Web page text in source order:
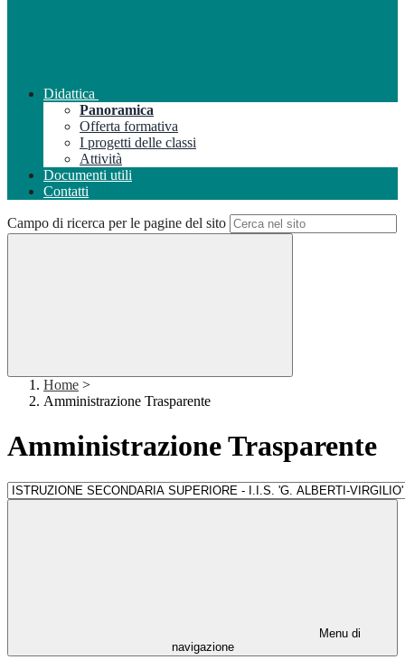
Didattica
Panoramica
Offerta formativa
I progetti delle classi
Attività
Documenti utili
Contatti
Campo di ricerca per le pagine del sito
Home >
Amministrazione Trasparente
Amministrazione Trasparente
Menu di
navigazione